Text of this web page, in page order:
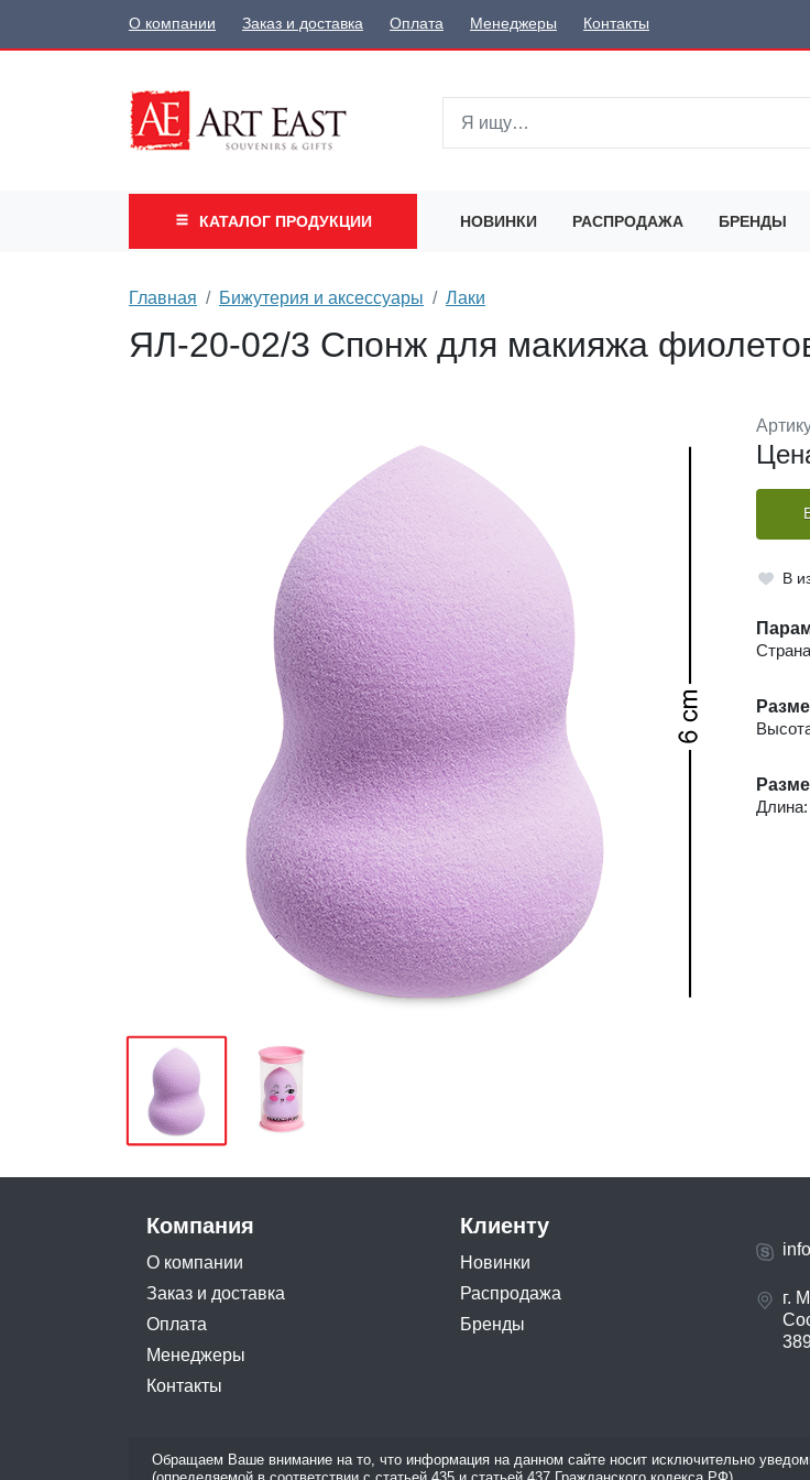
О компании Заказ и доставка Оплата Менеджеры Контакты
КАТАЛОГ ПРОДУКЦИИ НОВИНКИ РАСПРОДАЖА БРЕНДЫ
Главная Бижутерия и аксессуары Лаки
ЯЛ-20-02/3 Спонж для макияжа
В
Компания
О компании
Заказ и доставка
Оплата
Менеджеры
Контакты
Клиенту
Новинки
Распродажа
Бренды
г.
Обращаем Ваше внимание на то, что информация на данном сайте носит исключительно